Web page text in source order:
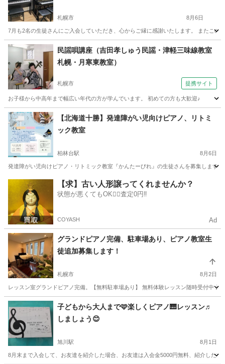
札幌市 8月6日
7月も2名の生徒さんにご入会していただき、心からご縁に感謝いたします。 またこ
北海道 札幌市 ピアノ レッスン
民謡唄講座（吉田孝しゅう民謡・津軽三味線教室
札幌・月寒東教室）
札幌市 提携サイト
お子様から中高年まで幅広い年代の方が学んでいます。 初めての方も大歓迎♪
北海道 札幌市 その他
【北海道十勝】発達障がい児向けピアノ、リトミ
ック教室
柏林台駅 8月6日
発達障がい児向けピアノ・リトミック教室『かんたーびれ』の生徒さんを募集します
柏林台駅 ピアノ 3歳
【求】古い人形譲ってくれませんか？
状態が悪くてもOK🙆‍♀️査定0円‼️
COYASH Ad
グランドピアノ完備、駐車場あり、ピアノ教室生
徒追加募集します！
札幌市 8月2日
レッスン室グランドピアノ完備。【無料駐車場あり】 無料体験レッスン随時受付中
北海道 札幌市 ピアノ グランドピアノ
子どもから大人まで🩷楽しくピアノ🎹レッスン♬
しましょう😊
旭川駅 8月1日
8月末まで入会して、お友達を紹介した場合、お友達は入会金5000円無料、紹介した